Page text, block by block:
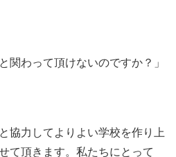
関わって頂けないのですか？」
協力してよりよい学校を作り上
て頂きます。私たちにとって